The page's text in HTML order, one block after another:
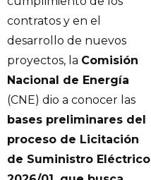
contratos y en el
desarrollo de nuevos
proyectos, la Comisión
Nacional de Energía
(CNE) dio a conocer las
bases preliminares del
proceso de Licitación
de Suministro Eléctrico